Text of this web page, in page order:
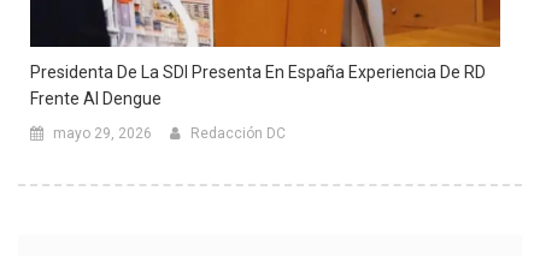
Presidenta De La SDI Presenta En España Experiencia De RD
Frente Al Dengue
mayo 29, 2026 Redacción DC